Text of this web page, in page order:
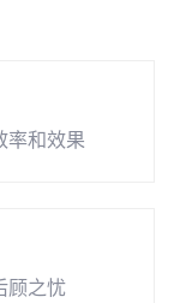
率和效果
顾之忧